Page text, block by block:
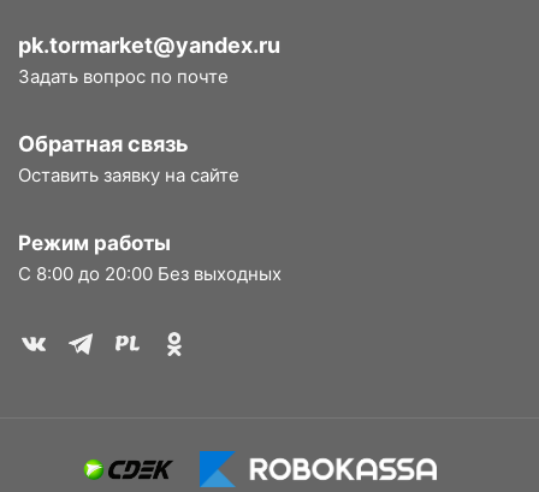
pk.tormarket@yandex.ru
Задать вопрос по почте
Обратная связь
Оставить заявку на сайте
Режим работы
С 8:00 до 20:00 Без выходных